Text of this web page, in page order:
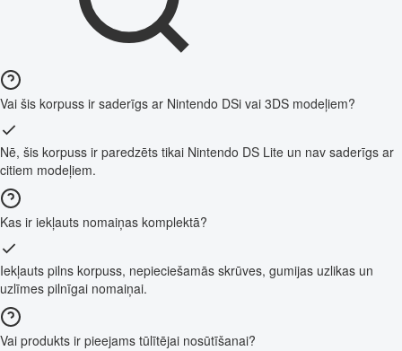
Vai šis korpuss ir saderīgs ar Nintendo DSi vai 3DS modeļiem?
Nē, šis korpuss ir paredzēts tikai Nintendo DS Lite un nav saderīgs ar
citiem modeļiem.
Kas ir iekļauts nomaiņas komplektā?
Iekļauts pilns korpuss, nepieciešamās skrūves, gumijas uzlikas un
uzlīmes pilnīgai nomaiņai.
Vai produkts ir pieejams tūlītējai nosūtīšanai?